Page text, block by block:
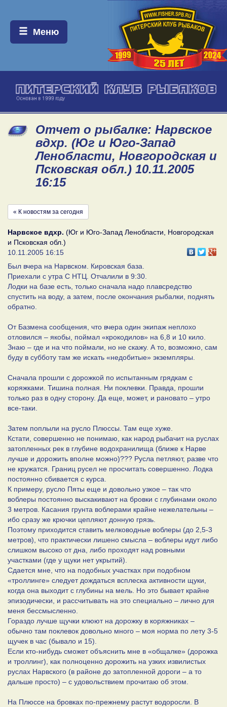
Меню:
Меню
Отчет о рыбалке: Нарвское
вдхр. (Юг и Юго-Запад
Ленобласти, Новгородская и
Псковская обл.) 10.11.2005
16:15
« К новостям за сегодня
Нарвское вдхр. (Юг и Юго-Запад Ленобласти, Новгородская
и Псковская обл.)
10.11.2005 16:15
Был вчера на Нарвском. Кировская база.
Приехали с утра С НТЦ. Отчалили в 9:30.
Лодки на базе есть, только сначала надо плавсредство
спустить на воду, а затем, после окончания рыбалки, поднять
обратно.
От Базмена сообщения, что вчера один экипаж неплохо
отловился – якобы, поймал «крокодилов» на 6,8 и 10 кило.
Знаю – где и на что поймали, но не скажу. А то, возможно, сам
буду в субботу там же искать «недобитые» экземпляры.
Сначала прошли с дорожкой по испытанным грядкам с
коряжками. Тишина полная. Ни поклевки. Правда, прошли
только раз в одну сторону. Да еще, может, и рановато – утро
все-таки.
Затем поплыли на русло Плюссы. Там еще хуже.
Кстати, совершенно не понимаю, как народ рыбачит на руслах
затопленных рек в глубине водохранилища (ближе к Нарве
лучше и дорожить вполне можно)??? Русла петляют, разве что
не кружатся. Границ русел не просчитать совершенно. Лодка
постоянно сбивается с курса.
К примеру, русло Пяты еще и довольно узкое – так что
воблеры постоянно выскакивают на бровки с глубинами около
3 метров. Касания грунта воблерами крайне нежелательны –
ибо сразу же крючки цепляют донную грязь.
Поэтому приходится ставить мелководные воблеры (до 2,5-3
метров), что практически лишено смысла – воблеры идут либо
слишком высоко от дна, либо проходят над ровными
участками (где у щуки нет укрытий).
Сдается мне, что на подобных участках при подобном
«троллинге» следует дождаться всплеска активности щуки,
когда она выходит с глубины на мель. Но это бывает крайне
эпизодически, и рассчитывать на это специально – лично для
меня бессмысленно.
Гораздо лучше щучки клюют на дорожку в коряжниках –
обычно там поклевок довольно много – моя норма по лету 3-5
щучек в час (бывало и 15).
Если кто-нибудь сможет объяснить мне в «общалке» (дорожка
и троллинг), как полноценно дорожить на узких извилистых
руслах Нарвского (в районе до затопленной дороги – а то
дальше просто) – с удовольствием прочитаю об этом.
На Плюссе на бровках по-прежнему растут водоросли. В